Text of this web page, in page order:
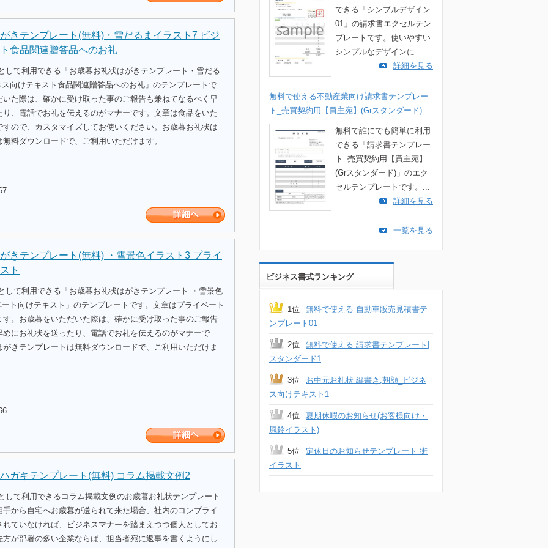
きテンプレート(無料)・雪だるまイラスト7 ビジ
食品関連贈答品へのお礼
して利用できる「お歳暮お礼状はがきテンプレート・雪だる
向けテキスト食品関連贈答品へのお礼」のテンプレートで
いた際は、確かに受け取った事のご報告も兼ねてなるべく早
、電話でお礼を伝えるのがマナーです。文章は食品をいた
ので、カスタマイズしてお使いください。お歳暮お礼状は
料ダウンロードで、ご利用いただけます。
きテンプレート(無料) ・雪景色イラスト3 プライ
ト
して利用できる「お歳暮お礼状はがきテンプレート ・雪景色
ト向けテキスト」のテンプレートです。文章はプライベート
す。お歳暮をいただいた際は、確かに受け取った事のご報告
めにお礼状を送ったり、電話でお礼を伝えるのがマナーで
きテンプレートは無料ダウンロードで、ご利用いただけま
ガキテンプレート(無料) コラム掲載文例2
して利用できるコラム掲載文例のお歳暮お礼状テンプレート
から自宅へお歳暮が送られて来た場合、社内のコンプライ
ていなければ、ビジネスマナーを踏まえつつ個人としてお
が部署の多い企業ならば、担当者宛に返事を書くようにし
できる「シンプルデザイン
01」の請求書エクセルテン
プレートです。使いやすい
シンプルなデザインに...
詳細を見る
無料で使える不動産業向け請求書テンプレー
ト_売買契約用【買主宛】(Grスタンダード)
無料で誰にでも簡単に利用
できる「請求書テンプレー
ト_売買契約用【買主宛】
(Grスタンダード)」のエク
セルテンプレートです。...
詳細を見る
一覧を見る
ビジネス書式ランキング
1位
無料で使える 自動車販売見積書テ
ンプレート01
2位
無料で使える 請求書テンプレート|
スタンダード1
3位
お中元お礼状 縦書き,朝顔_ビジネ
ス向けテキスト1
4位
夏期休暇のお知らせ(お客様向け・
風鈴イラスト)
5位
定休日のお知らせテンプレート 街
イラスト